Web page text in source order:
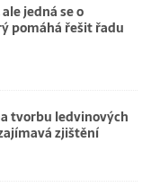
jedná se o
pomáhá řešit řadu
tvorbu ledvinových
zjištění